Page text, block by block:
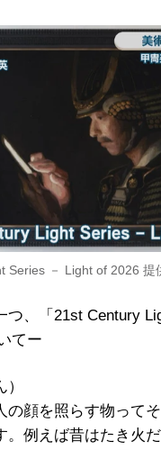
Series － Light of 2026 提
、「21st Century
てー
の顔を照らす物って
。例えば昔はたき火